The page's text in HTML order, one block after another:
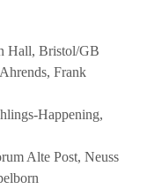
Hall, Bristol/GB
Frank
Happening,
Alte Post, Neuss